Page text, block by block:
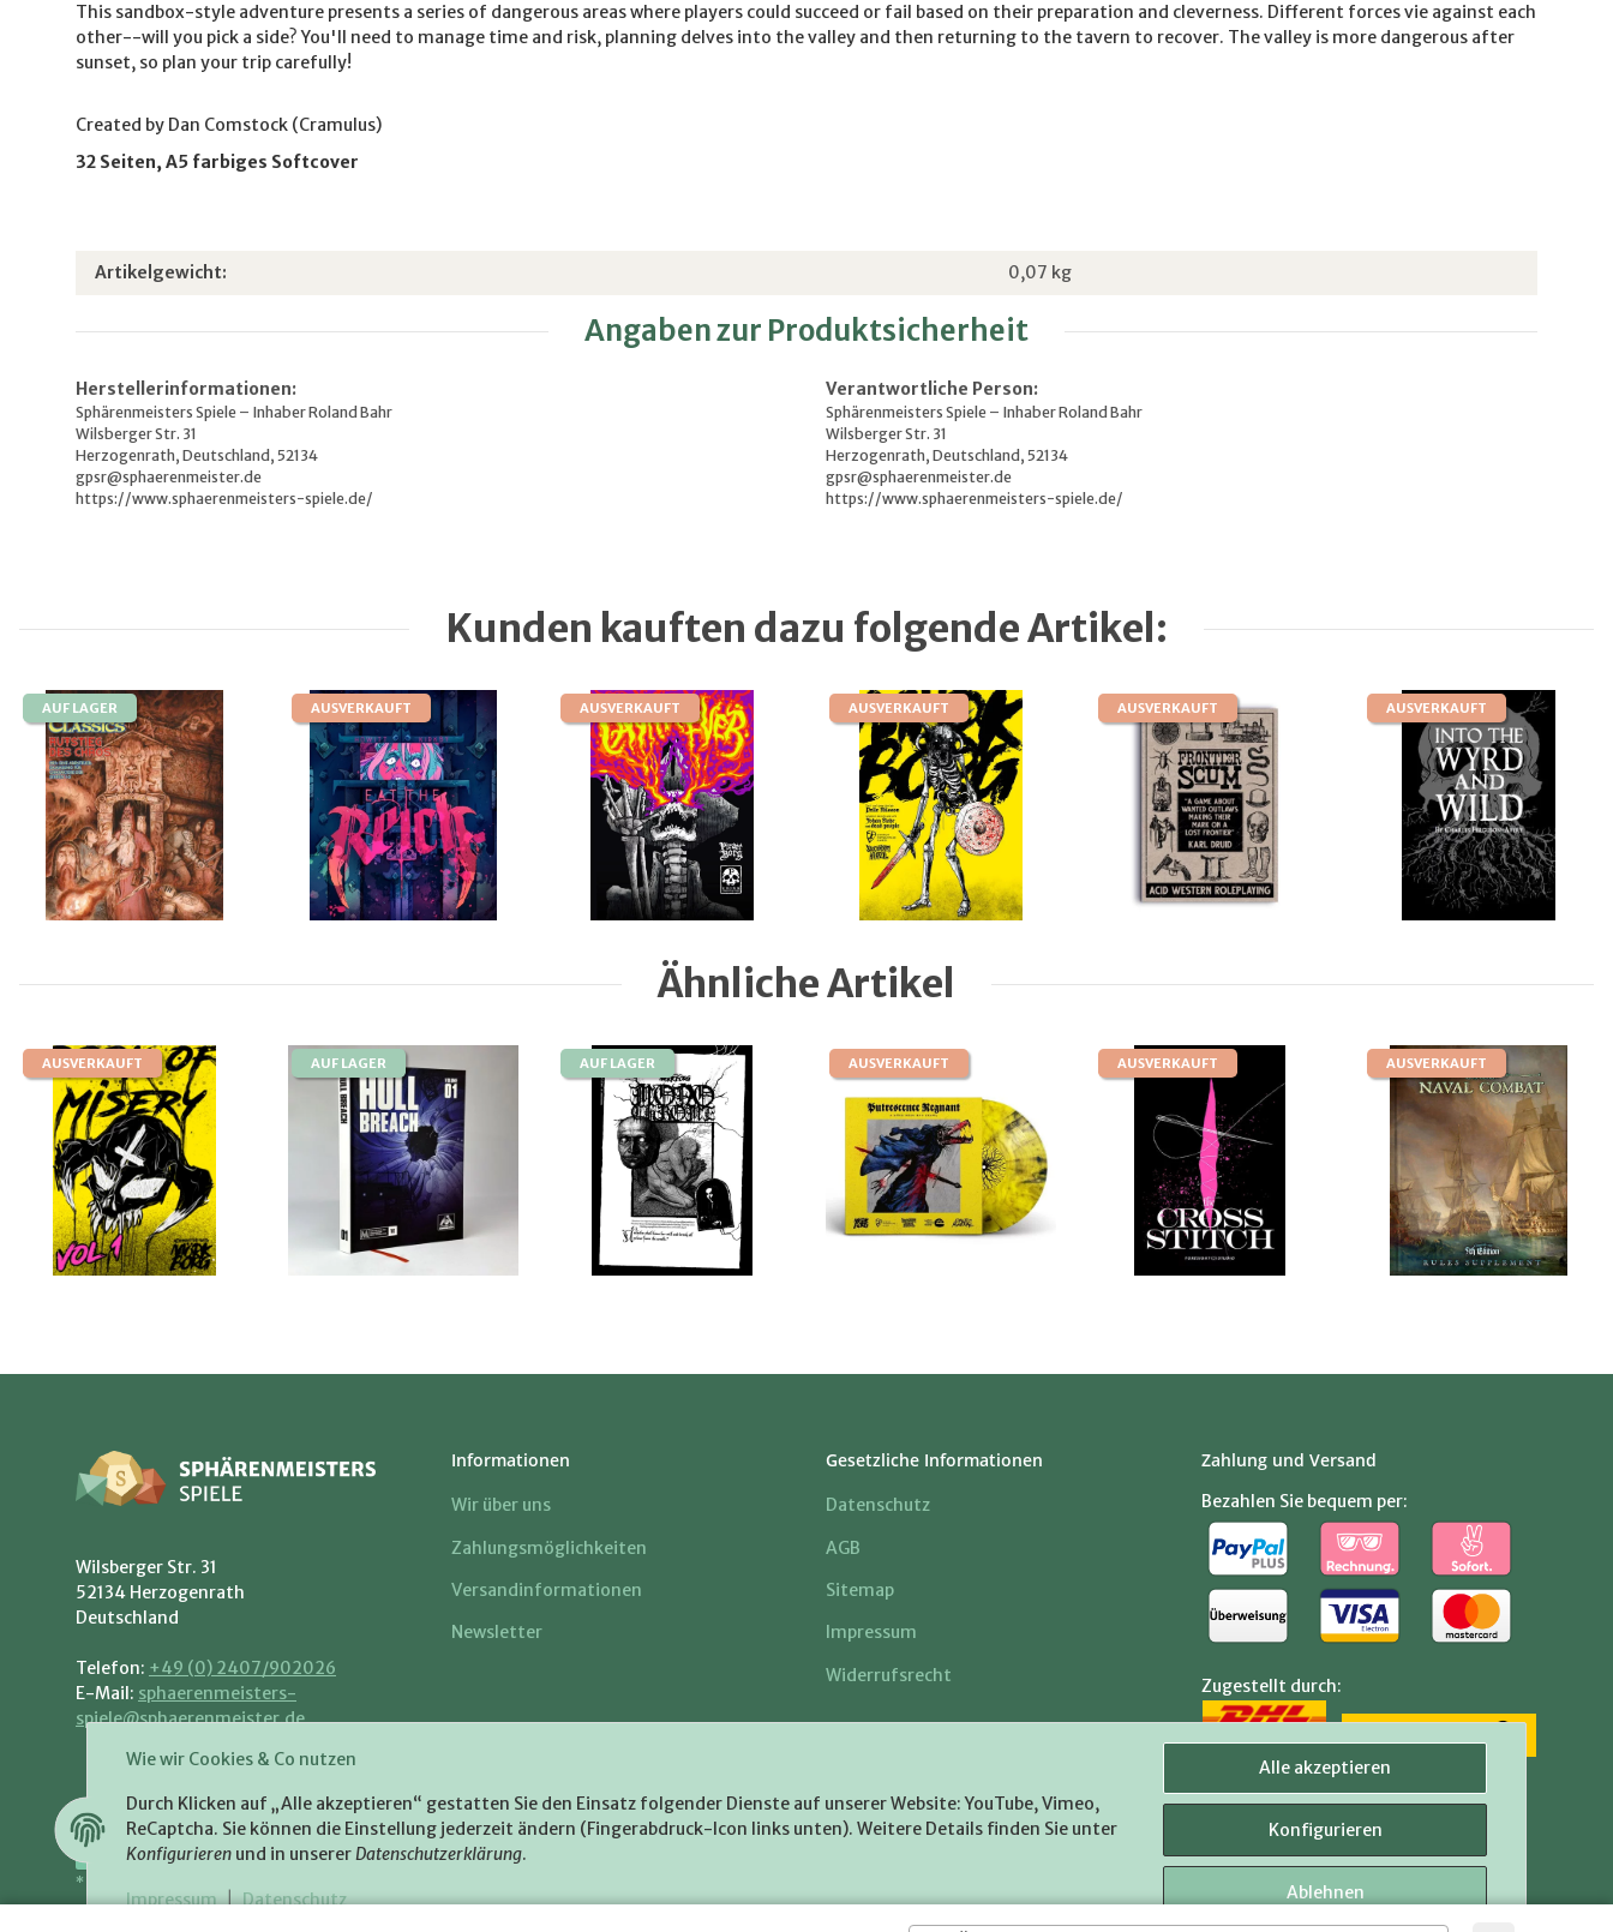
Alle akzeptieren
Konfigurieren
Ablehnen
Wie wir Cookies & Co nutzen
Durch Klicken auf „Alle akzeptieren“ gestatten Sie den Einsatz folgender Dienste auf unserer Website: YouTube, Vimeo,
ReCaptcha. Sie können die Einstellung jederzeit ändern (Fingerabdruck-Icon links unten). Weitere Details finden Sie unter
Konfigurieren und in unsererDatenschutzerklärung.
Impressum | Datenschutz
This sandbox-style adventure presents a series of dangerous areas where players could succeed or fail based on their preparation and cleverness. Different forces vie against each
other--will you pick a side? You'll need to manage time and risk, planning delves into the valley and then returning to the tavern to recover. The valley is more dangerous after
sunset, so plan your trip carefully!
Created by Dan Comstock (Cramulus)
32 Seiten, A5 farbiges Softcover
Produkteigenschaft
Wert
Artikelgewicht: 0,07 kg
Angaben zur Produktsicherheit
Herstellerinformationen:
Sphärenmeisters Spiele – Inhaber Roland Bahr
Wilsberger Str. 31
Herzogenrath, Deutschland, 52134
gpsr@sphaerenmeister.de
https://www.sphaerenmeisters-spiele.de/
Verantwortliche Person:
Sphärenmeisters Spiele – Inhaber Roland Bahr
Wilsberger Str. 31
Herzogenrath, Deutschland, 52134
gpsr@sphaerenmeister.de
https://www.sphaerenmeisters-spiele.de/
Kunden kauften dazu folgende Artikel:
AUF LAGER AUSVERKAUFT AUSVERKAUFT AUSVERKAUFT AUSVERKAUFT AUSVERKAUFT
Ähnliche Artikel
AUSVERKAUFT AUF LAGER AUF LAGER AUSVERKAUFT AUSVERKAUFT AUSVERKAUFT
Wilsberger Str. 31
52134 Herzogenrath
Deutschland
Telefon: +49 (0) 2407/902026
E-Mail: sphaerenmeisters-
spiele@sphaerenmeister.de
Informationen
Wir über uns
Zahlungsmöglichkeiten
Versandinformationen
Newsletter
Gesetzliche Informationen
Datenschutz
AGB
Sitemap
Impressum
Widerrufsrecht
Zahlung und Versand
Bezahlen Sie bequem per:
Zugestellt durch:
VERTRAG WIDERRUFEN
* Alle Preise inkl. gesetzlicher USt., zzgl.